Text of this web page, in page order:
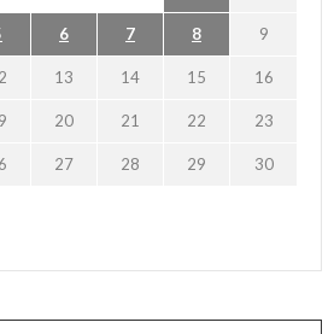
6 7 8 9
13 14 15 16
20 21 22 23
27 28 29 30